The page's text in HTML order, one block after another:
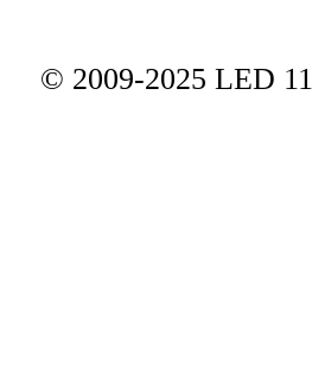
© 2009-2025 LED